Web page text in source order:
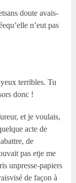
doute avais-
n’eut pas
terribles. Tu
donc !
et je voulais,
acte de
de
pas etje me
unpresse-papiers
de façon à